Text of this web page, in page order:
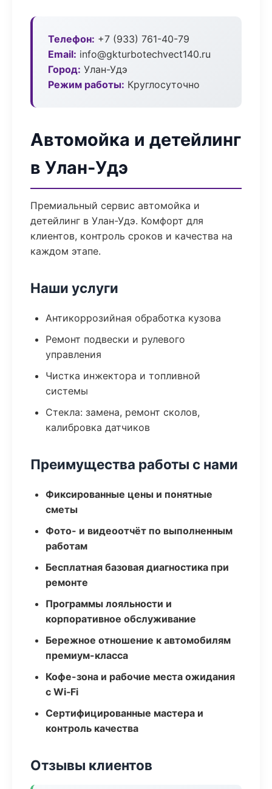
Телефон: +7 (933) 761-40-79
Email: info@gkturbotechvect140.ru
Город: Улан-Удэ
Режим работы: Круглосуточно
Автомойка и детейлинг
в Улан-Удэ
Премиальный сервис автомойка и
детейлинг в Улан-Удэ. Комфорт для
клиентов, контроль сроков и качества на
каждом этапе.
Наши услуги
Антикоррозийная обработка кузова
Ремонт подвески и рулевого
управления
Чистка инжектора и топливной
системы
Стекла: замена, ремонт сколов,
калибровка датчиков
Преимущества работы с нами
Фиксированные цены и понятные
сметы
Фото- и видеоотчёт по выполненным
работам
Бесплатная базовая диагностика при
ремонте
Программы лояльности и
корпоративное обслуживание
Бережное отношение к автомобилям
премиум-класса
Кофе-зона и рабочие места ожидания
с Wi‑Fi
Сертифицированные мастера и
контроль качества
Отзывы клиентов